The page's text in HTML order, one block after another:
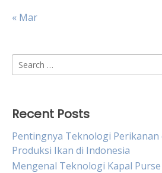
« Mar
Search
for:
Recent Posts
Pentingnya Teknologi Perikanan
Produksi Ikan di Indonesia
Mengenal Teknologi Kapal